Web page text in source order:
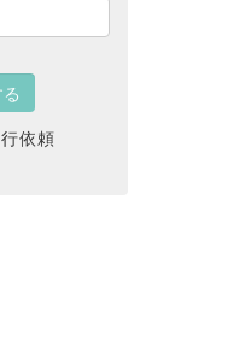
依頼